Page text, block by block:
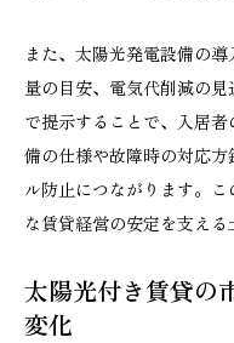
また、太陽光発電設備の
量の目安、電気代削減の
で提示することで、入居
備の仕様や故障時の対応
ル防止につながります。
な賃貸経営の安定を支える
太陽光付き賃貸の
変化